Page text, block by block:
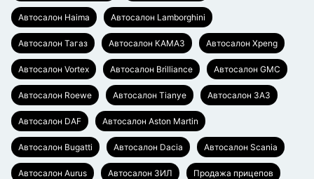
Автосалон Haima Автосалон Lamborghini
Автосалон Тагаз Автосалон КАМАЗ Автосалон Xpeng
Автосалон Vortex Автосалон Brilliance Автосалон GMC
Автосалон Roewe Автосалон Tianye Автосалон ЗАЗ
Автосалон DAF Автосалон Aston Martin
Автосалон Bugatti Автосалон Dacia Автосалон Scania
Автосалон Aurus Автосалон ЗИЛ Продажа прицепов